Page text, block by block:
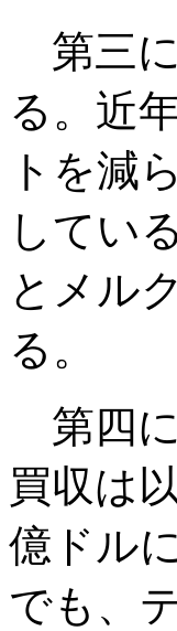
第三
る。近
トを減
してい
とメル
る。
第四
買収は
億ドル
でも、